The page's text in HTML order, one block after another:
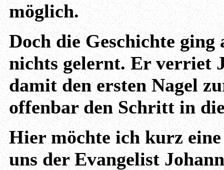
möglich.
Doch die Geschichte
nichts gelernt. Er verriet
damit den ersten Nagel
offenbar den Schritt in
Hier möchte ich kurz eine
uns der Evangelist